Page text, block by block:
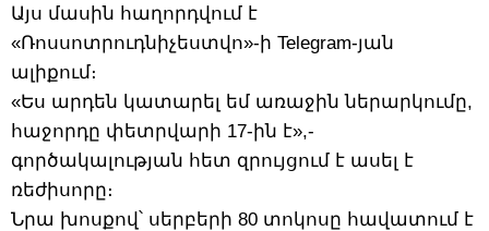
Այս մասին հաղորդվում է
«Ռոսսոտրուդնիչեստվո»-ի Telegram-յան
ալիքում։
«Ես արդեն կատարել եմ առաջին ներարկումը,
հաջորդը փետրվարի 17-ին է»,-
գործակալության հետ զրույցում է ասել է
ռեժիսորը։
Նրա խոսքով՝ սերբերի 80 տոկոսը հավատում է